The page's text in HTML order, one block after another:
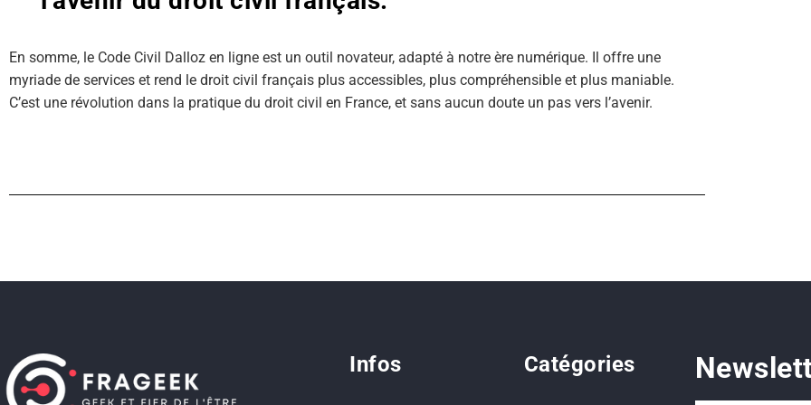
En somme, le Code Civil Dalloz en ligne est un outil novateur, adapté à notre ère numérique. Il offre une
myriade de services et rend le droit civil français plus accessibles, plus compréhensible et plus maniable.
C’est une révolution dans la pratique du droit civil en France, et sans aucun doute un pas vers l’avenir.
Infos Catégories